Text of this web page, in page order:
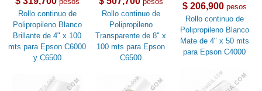
Rollo continuo de
Polipropileno Blanco
Brillante de 4" x 100
mts para Epson C6000
y C6500
Rollo continuo de
Polipropileno
Transparente de 8" x
100 mts para Epson
C6500
$ 206,900pesos
Rollo continuo de
Polipropileno Blanco
Mate de 4" x 50 mts
para Epson C4000